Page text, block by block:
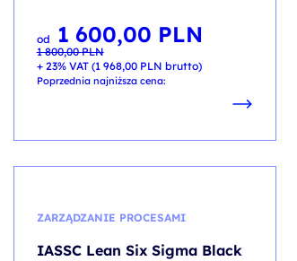
od
1 800,00PLN
Pierwotna
cena
wynosiła:
1 800,00 PLN.
1 600,00 PLN
Aktualna
cena
wynosi:
1 600,00 PLN.
+ 23% VAT (1 968,00 PLN brutto)
Poprzednia najniższa cena:
ZARZĄDZANIE PROCESAMI
IASSC Lean Six Sigma Black